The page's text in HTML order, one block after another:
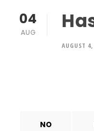
04
AUG
AUGUST
NO